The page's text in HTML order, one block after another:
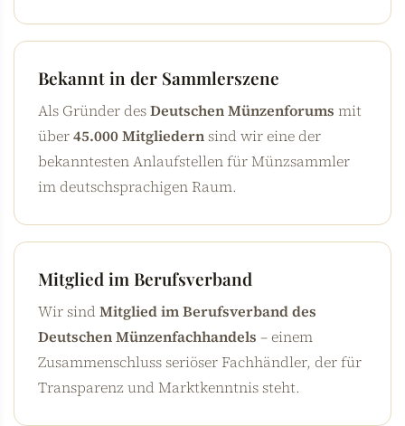
Bekannt in der Sammlerszene
Als Gründer desDeutschen Münzenforums mit
über45.000 Mitgliedernsind wir eine der
bekanntesten Anlaufstellen für Münzsammler
im deutschsprachigen Raum.
Mitglied im Berufsverband
Wir sindMitglied im Berufsverband des
Deutschen Münzenfachhandels – einem
Zusammenschluss seriöser Fachhändler, der für
Transparenz und Marktkenntnis steht.